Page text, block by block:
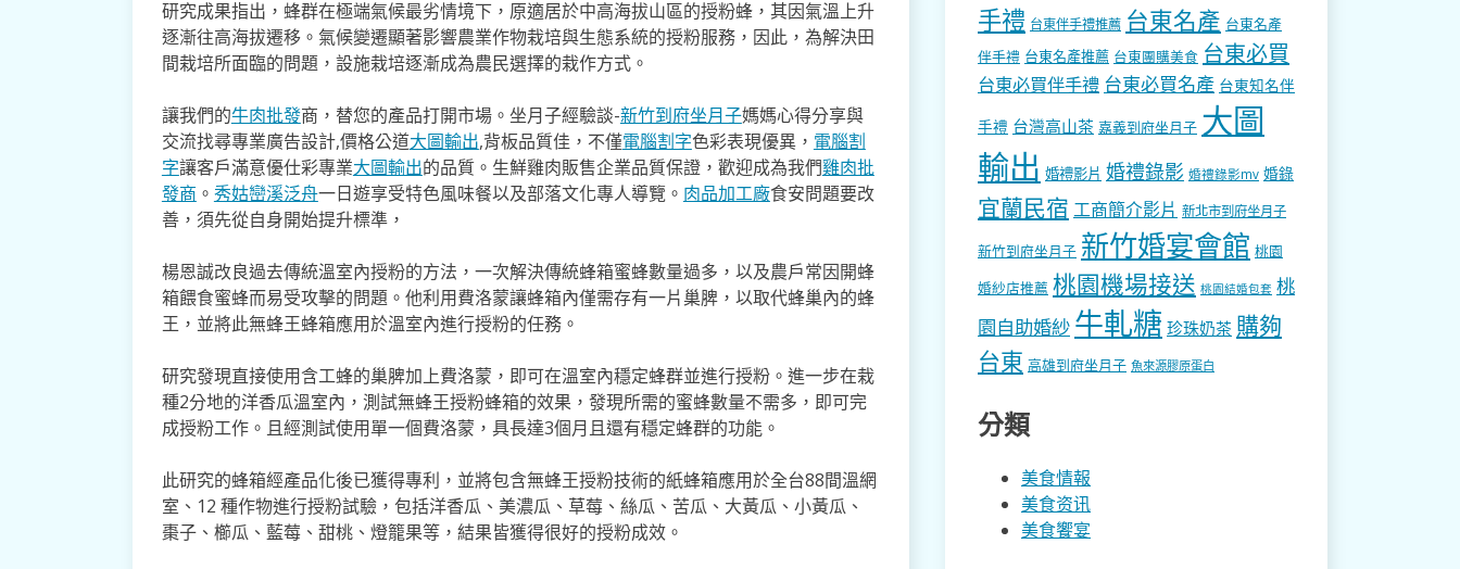
研究成果指出，蜂群在極端氣候最劣情境下，原適居於中高海拔山區的授粉蜂，其因氣溫上升
逐漸往高海拔遷移。氣候變遷顯著影響農業作物栽培與生態系統的授粉服務，因此，為解決田
間栽培所面臨的問題，設施栽培逐漸成為農民選擇的栽作方式。
讓我們的牛肉批發商，替您的產品打開市場。坐月子經驗談-新竹到府坐月子媽媽心得分享與
交流找尋專業廣告設計,價格公道大圖輸出,背板品質佳，不僅電腦割字色彩表現優異， 電腦割
字讓客戶滿意優仕彩專業大圖輸出的品質。生鮮雞肉販售企業品質保證，歡迎成為我們雞肉批
發商 。 秀姑巒溪泛舟一日遊享受特色風味餐以及部落文化專人導覽。 肉品加工廠食安問題要改
善，須先從自身開始提升標準，
楊恩誠改良過去傳統溫室內授粉的方法，一次解決傳統蜂箱蜜蜂數量過多，以及農戶常因開蜂
箱餵食蜜蜂而易受攻擊的問題。他利用費洛蒙讓蜂箱內僅需存有一片巢脾，以取代蜂巢內的蜂
王，並將此無蜂王蜂箱應用於溫室內進行授粉的任務。
研究發現直接使用含工蜂的巢脾加上費洛蒙，即可在溫室內穩定蜂群並進行授粉。進一步在栽
種2分地的洋香瓜溫室內，測試無蜂王授粉蜂箱的效果，發現所需的蜜蜂數量不需多，即可完
成授粉工作。且經測試使用單一個費洛蒙，具長達3個月且還有穩定蜂群的功能。
此研究的蜂箱經產品化後已獲得專利，並將包含無蜂王授粉技術的紙蜂箱應用於全台88間溫網
室、12 種作物進行授粉試驗，包括洋香瓜、美濃瓜、草莓、絲瓜、苦瓜、大黃瓜、小黃瓜、
棗子、櫛瓜、藍莓、甜桃、燈籠果等，結果皆獲得很好的授粉成效。
手禮 台東伴手禮推薦 台東名產 台東名產
伴手禮 台東名產推薦 台東團購美食 台東必買
台東必買伴手禮 台東必買名產 台東知名伴
手禮 台灣高山茶 嘉義到府坐月子 大圖
輸出 婚禮影片 婚禮錄影 婚禮錄影mv 婚錄
宜蘭民宿 工商簡介影片 新北市到府坐月子
新竹到府坐月子 新竹婚宴會館 桃園
婚紗店推薦 桃園機場接送 桃園結婚包套 桃
園自助婚紗 牛軋糖 珍珠奶茶 購夠
台東 高雄到府坐月子 魚來源膠原蛋白
分類
美食情報
美食资讯
美食饗宴